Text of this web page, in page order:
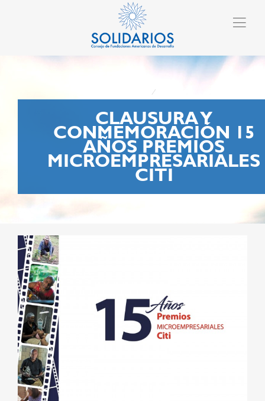
CLAUSURA Y
CONMEMORACIÓN 15
AÑOS PREMIOS
MICROEMPRESARIALES
CITI